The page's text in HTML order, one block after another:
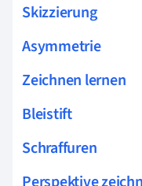
Skizzierung
Asymmetrie
Zeichnen lernen
Bleistift
Schraffuren